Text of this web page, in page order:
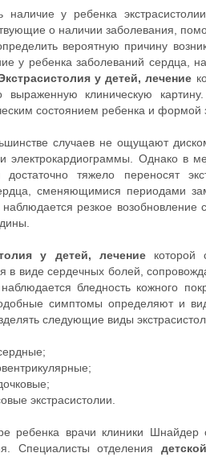
наличие у ребенка
о наличии заболевания,
вероятную причину
у ребенка заболеваний сердца,
у детей, лечение
выраженную клиническую
состоянием ребенка и формой
случаев не ощущают
электрокардиограммы. Однако в
достаточно тяжело переносят
сменяющимися периодами
наблюдается резкое
у детей, лечениекоторой
в виде сердечных болей,
бледность кожного
симптомы определяют и
следующие виды
экстрасистолии.
ребенка врачи клиники Шнайдер
Специалисты отделения